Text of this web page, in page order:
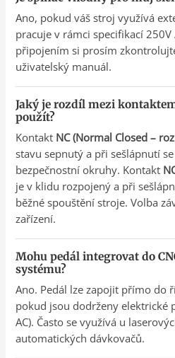
Ano, pokud váš stroj využívá
pracuje v rámci specifikací
připojením si prosím
uživatelský manuál.
Jaký je rozdíl mezi
použít?
Kontakt NC (Normal Closed –
stavu sepnutý a při sešlápnutí
bezpečnostní okruhy. Kontakt
je v klidu rozpojený a při
běžné spouštění stroje. Volba
zařízení.
Mohu pedál integrovat do
systému?
Ano. Pedál lze zapojit přímo do
pokud jsou dodrženy elektrické
AC). Často se využívá u
automatických dávkovačů.